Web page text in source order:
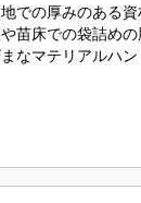
での厚みのある
苗床での袋詰め
なマテリアルハ